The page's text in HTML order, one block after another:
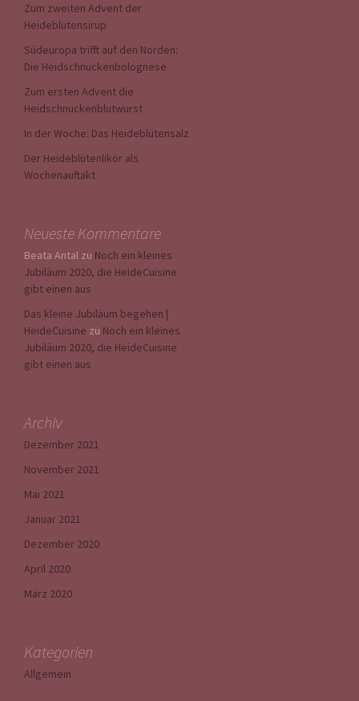
Zum zweiten Advent der
Heideblütensirup
Südeuropa trifft auf den Norden:
Die Heidschnuckenbolognese
Zum ersten Advent die
Heidschnuckenblutwurst
In der Woche: Das Heideblütensalz
Der Heideblütenlikör als
Wochenauftakt
Neueste Kommentare
Beata Antal zu Noch ein kleines
Jubiläum 2020, die HeideCuisine
gibt einen aus
Das kleine Jubiläum begehen |
HeideCuisine zu Noch ein kleines
Jubiläum 2020, die HeideCuisine
gibt einen aus
Archiv
Dezember 2021
November 2021
Mai 2021
Januar 2021
Dezember 2020
April 2020
März 2020
Kategorien
Allgemein